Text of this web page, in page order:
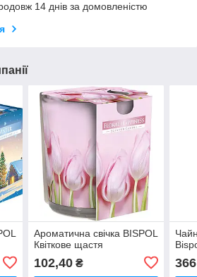
14 днів за домовленістю
Ароматична свічка BISPOL
Квіткове щастя
102,40₴